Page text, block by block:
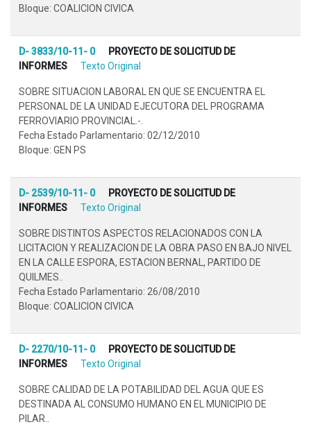
Bloque: COALICION CIVICA
D- 3833/10-11- 0
PROYECTO DE SOLICITUD DE
INFORMES
Texto Original
SOBRE SITUACION LABORAL EN QUE SE ENCUENTRA EL
PERSONAL DE LA UNIDAD EJECUTORA DEL PROGRAMA
FERROVIARIO PROVINCIAL.-.
Fecha Estado Parlamentario: 02/12/2010
Bloque: GEN PS
D- 2539/10-11- 0
PROYECTO DE SOLICITUD DE
INFORMES
Texto Original
SOBRE DISTINTOS ASPECTOS RELACIONADOS CON LA
LICITACION Y REALIZACION DE LA OBRA PASO EN BAJO NIVEL
EN LA CALLE ESPORA, ESTACION BERNAL, PARTIDO DE
QUILMES..
Fecha Estado Parlamentario: 26/08/2010
Bloque: COALICION CIVICA
D- 2270/10-11- 0
PROYECTO DE SOLICITUD DE
INFORMES
Texto Original
SOBRE CALIDAD DE LA POTABILIDAD DEL AGUA QUE ES
DESTINADA AL CONSUMO HUMANO EN EL MUNICIPIO DE
PILAR..